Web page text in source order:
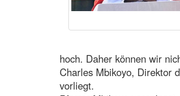
hoch. Daher können wir
Charles Mbikoyo, Direktor
vorliegt.